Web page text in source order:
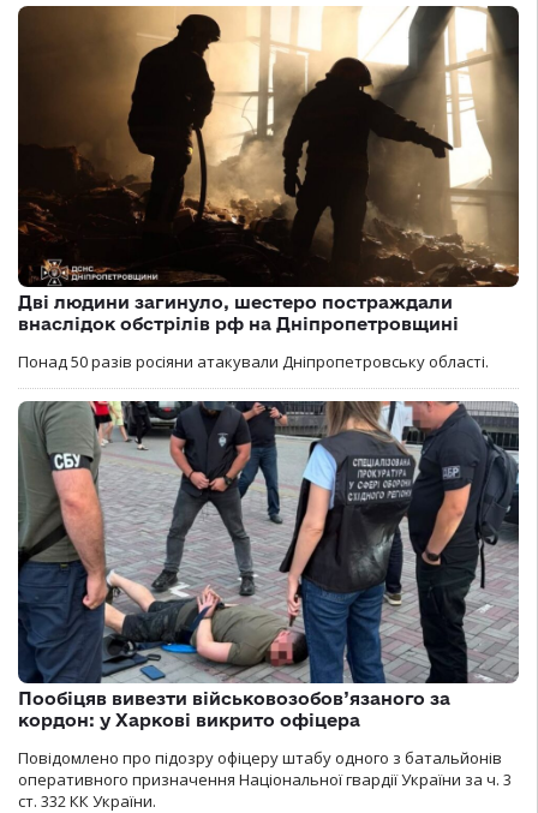
Дві людини загинуло, шестеро постраждали
внаслідок обстрілів рф на Дніпропетровщині
Понад 50 разів росіяни атакували Дніпропетровську області.
Пообіцяв вивезти військовозобов’язаного за
кордон: у Харкові викрито офіцера
Повідомлено про підозру офіцеру штабу одного з батальйонів
оперативного призначення Національної гвардії України за ч. 3
ст. 332 КК України.